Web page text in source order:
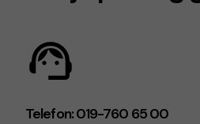
Telefon: 019-760 65 00